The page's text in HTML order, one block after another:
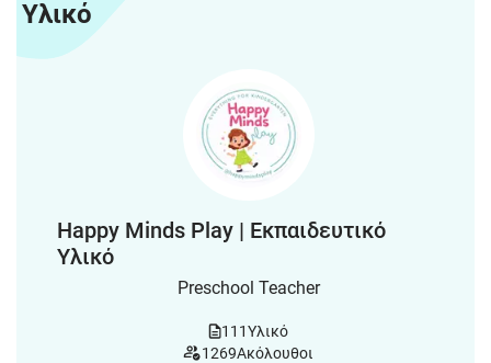
Υλικό
Happy Minds Play | Εκπαιδευτικό
Υλικό
Preschool Teacher
111Υλικό
1269Ακόλουθοι